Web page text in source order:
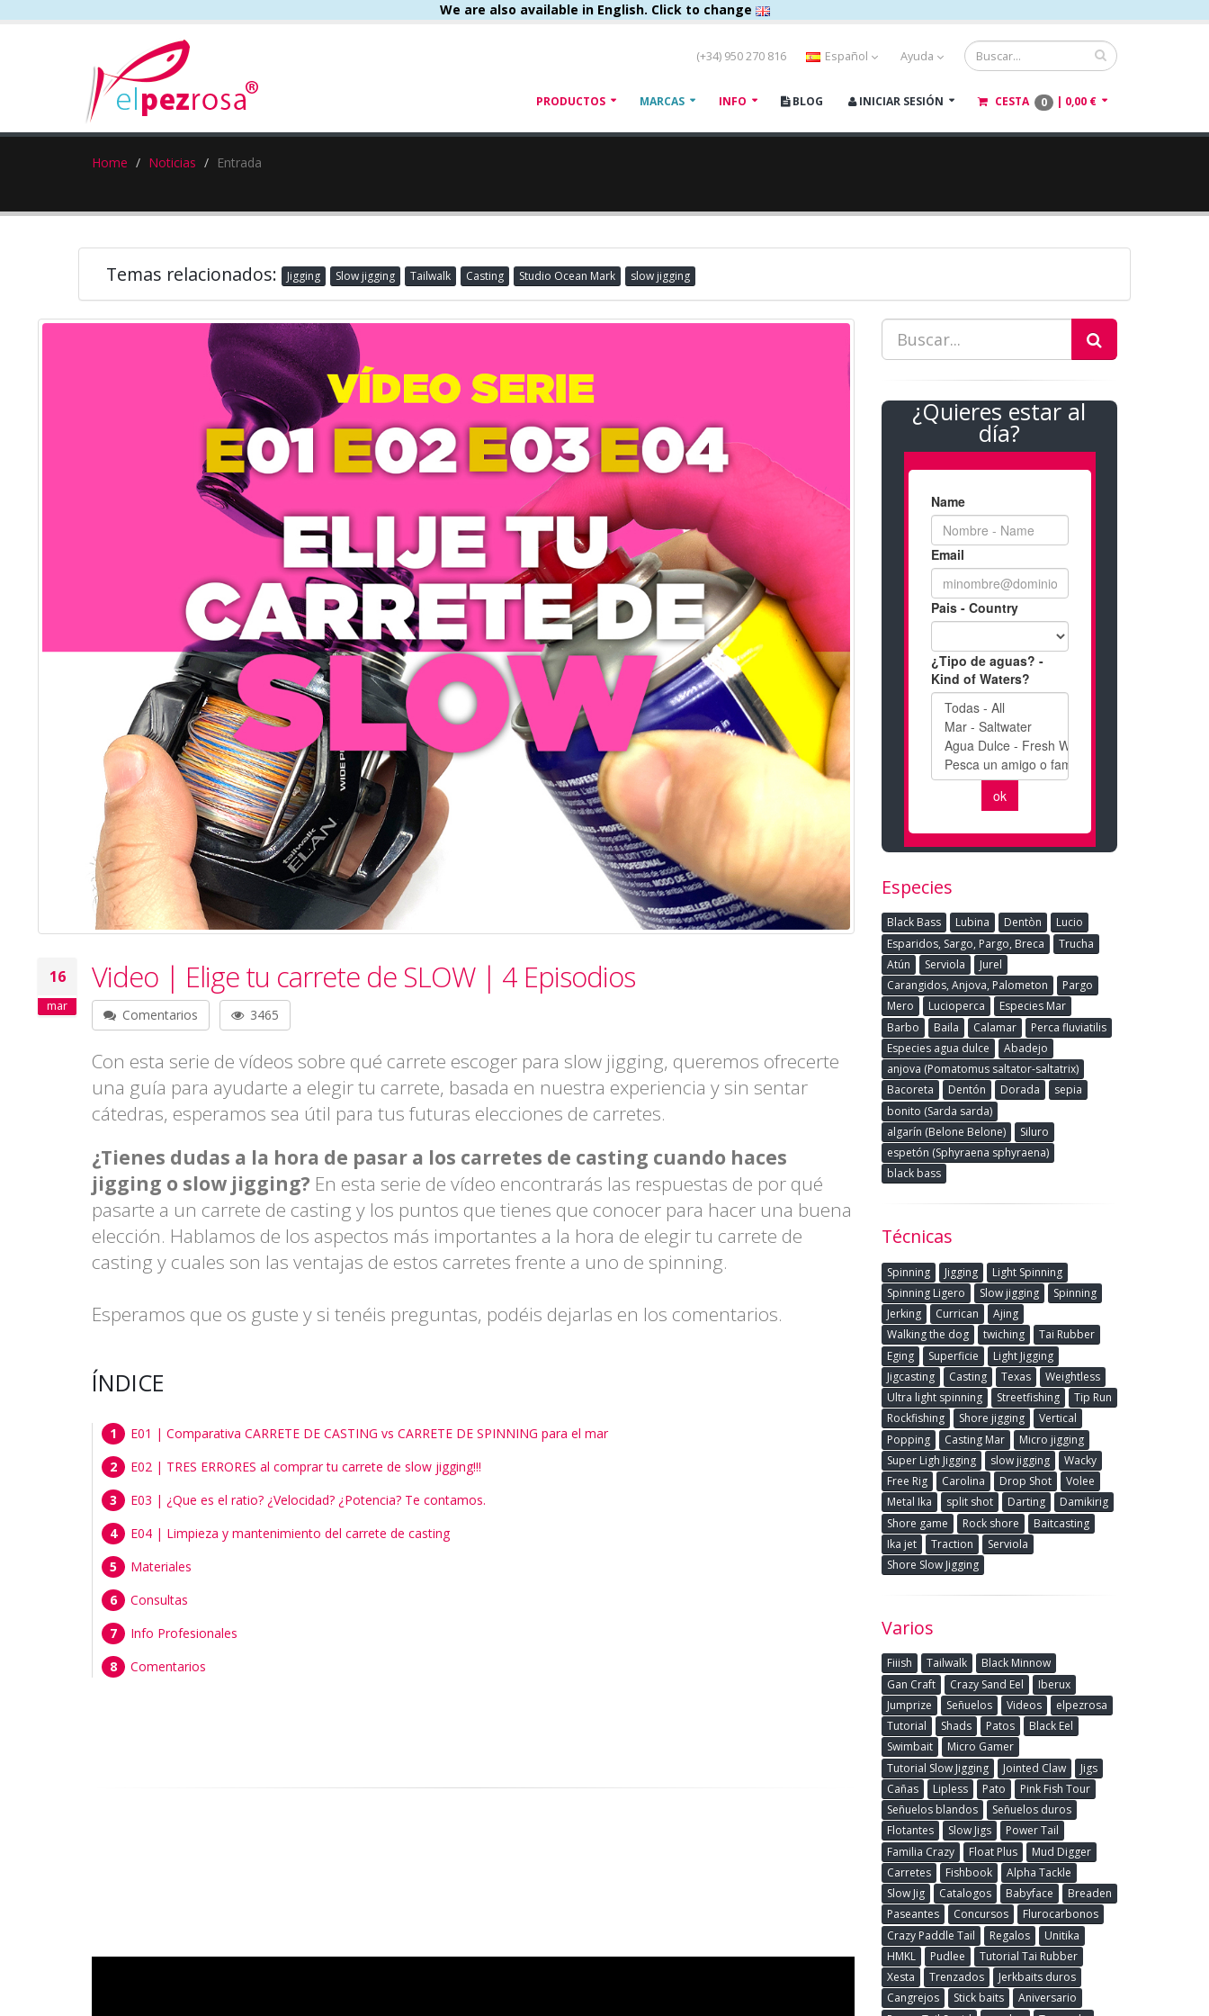
We are also available in English. Click to change
(+34) 950 270 816 Español Ayuda
PRODUCTOS MARCAS INFO BLOG INICIAR SESIÓN CESTA 0 | 0,00 €
Home Noticias Entrada
Temas relacionados: Jigging Slow jigging Tailwalk Casting Studio Ocean Mark slow jigging
16
mar
Video | Elige tu carrete de SLOW | 4 Episodios
Comentarios 3465
Con esta serie de vídeos sobre qué carrete escoger para slow jigging, queremos ofrecerte
una guía para ayudarte a elegir tu carrete, basada en nuestra experiencia y sin sentar
cátedras, esperamos sea útil para tus futuras elecciones de carretes.
¿Tienes dudas a la hora de pasar a los carretes de casting cuando haces
jigging o slow jigging? En esta serie de vídeo encontrarás las respuestas de por qué
pasarte a un carrete de casting y los puntos que tienes que conocer para hacer una buena
elección. Hablamos de los aspectos más importantes a la hora de elegir tu carrete de
casting y cuales son las ventajas de estos carretes frente a uno de spinning.
Esperamos que os guste y si tenéis preguntas, podéis dejarlas en los comentarios.
ÍNDICE
E01 | Comparativa CARRETE DE CASTING vs CARRETE DE SPINNING para el mar
E02 | TRES ERRORES al comprar tu carrete de slow jigging!!!
E03 | ¿Que es el ratio? ¿Velocidad? ¿Potencia? Te contamos.
E04 | Limpieza y mantenimiento del carrete de casting
Materiales
Consultas
Info Profesionales
Comentarios
¿Quieres estar al
día?
Especies
Black Bass Lubina Dentòn
Lucio
Esparidos, Sargo, Pargo, Breca
Trucha
Atún
Serviola
Jurel
Carangidos, Anjova, Palometon
Pargo
Mero
Lucioperca
Especies Mar
Barbo
Baila Calamar
Perca fluviatilis
Especies agua dulce
Abadejo
anjova (Pomatomus saltator-saltatrix)
Bacoreta
Dentón Dorada
sepia
bonito (Sarda sarda)
algarín (Belone Belone)
Siluro
espetón (Sphyraena sphyraena)
black bass
Técnicas
Spinning Jigging
Light Spinning
Spinning Ligero
Slow jigging
Spinning
Jerking
Currican
Ajing
Walking the dog
twiching
Tai Rubber
Eging
Superficie
Light Jigging
Jigcasting
Casting Texas
Weightless
Ultra light spinning
Streetfishing
Tip Run
Rockfishing
Shore jigging
Vertical
Popping
Casting Mar
Micro jigging
Super Ligh Jigging
slow jigging
Wacky
Free Rig
Carolina Drop Shot
Volee
Metal Ika
split shot Darting
Damikirig
Shore game
Rock shore
Baitcasting
Ika jet
Traction
Serviola
Shore Slow Jigging
Varios
Fiiish Tailwalk
Black Minnow
Gan Craft
Crazy Sand Eel
Iberux
Jumprize
Señuelos Videos
elpezrosa
Tutorial
Shads Patos
Black Eel
Swimbait
Micro Gamer
Tutorial Slow Jigging
Jointed Claw
Jigs
Cañas
Lipless Pato
Pink Fish Tour
Señuelos blandos
Señuelos duros
Flotantes
Slow Jigs
Power Tail
Familia Crazy
Float Plus
Mud Digger
Carretes
Fishbook
Alpha Tackle
Slow Jig
Catalogos Babyface
Breaden
Paseantes
Concursos
Flurocarbonos
Crazy Paddle Tail
Regalos
Unitika
HMKL
Pudlee
Tutorial Tai Rubber
Xesta
Trenzados
Jerkbaits duros
Cangrejos
Stick baits
Aniversario